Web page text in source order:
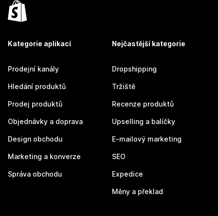
Kategorie aplikací
Prodejní kanály
Hledání produktů
Prodej produktů
Objednávky a doprava
Design obchodu
Marketing a konverze
Správa obchodu
Nejčastější kategorie
Dropshipping
Tržiště
Recenze produktů
Upselling a balíčky
E-mailový marketing
SEO
Expedice
Měny a překlad